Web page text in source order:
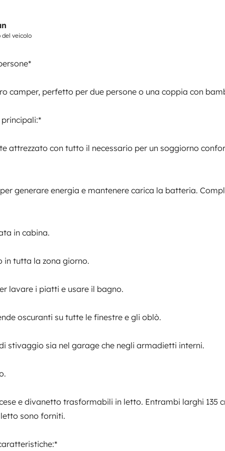
del veicolo
camper, perfetto per due persone o una coppia con
attrezzato con tutto il necessario per un soggiorno
generare energia e mantenere carica la batteria.
in cabina.
in tutta la zona giorno.
lavare i piatti e usare il bagno.
oscuranti su tutte le finestre e gli oblò.
stivaggio sia nel garage che negli armadietti interni.
e divanetto trasformabili in letto. Entrambi larghi 135
sono forniti.
profilato
coppia con bambini.
un soggiorno confortevole e
la batteria. Completamente
larghi 135 cm. Cuscini
Invia un messaggio
Letto alla francese
WC